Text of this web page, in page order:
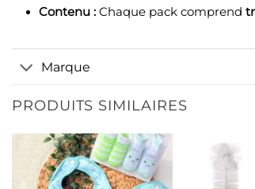
Contenu :Chaque pack comprend
Marque
PRODUITS SIMILAIRES